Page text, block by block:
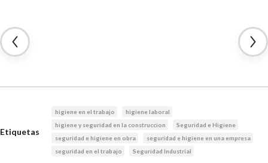
Etiquetas
higiene en el trabajo
higiene laboral
higiene y seguridad en la construccion
Seguridad e Higiene
seguridad e higiene en obra
seguridad e higiene en una empresa
seguridad en el trabajo
Seguridad Industrial